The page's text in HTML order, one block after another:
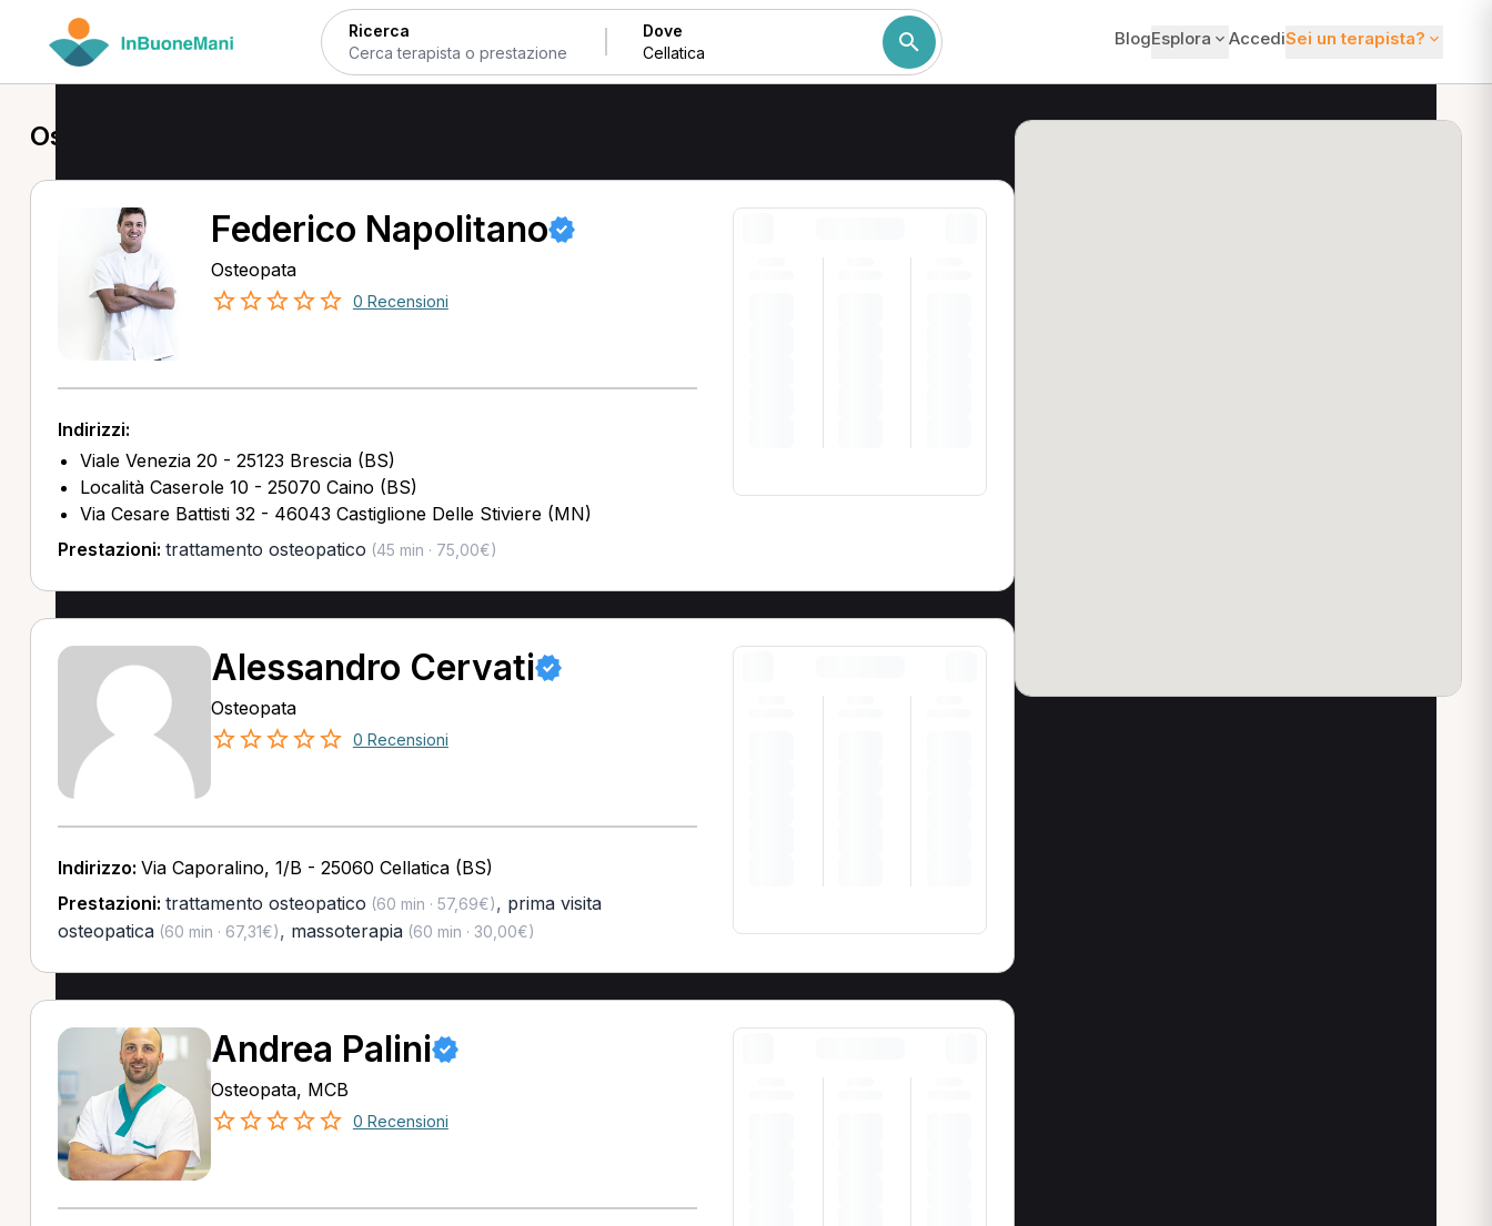
Ricerca Dove BlogEsplora AccediSei un terapista?
Osteopata a Cellatica
Federico Napolitano
Osteopata
0 Recensioni
Indirizzi:
Viale Venezia 20 - 25123 Brescia (BS)
Località Caserole 10 - 25070 Caino (BS)
Via Cesare Battisti 32 - 46043 Castiglione Delle Stiviere (MN)
Prestazioni: trattamento osteopatico (45 min · 75,00€)
Alessandro Cervati
Osteopata
0 Recensioni
Indirizzo: Via Caporalino, 1/B - 25060 Cellatica (BS)
Prestazioni: trattamento osteopatico (60 min · 57,69€), prima visita
osteopatica(60 min · 67,31€), massoterapia(60 min · 30,00€)
Andrea Palini
Osteopata, MCB
0 Recensioni